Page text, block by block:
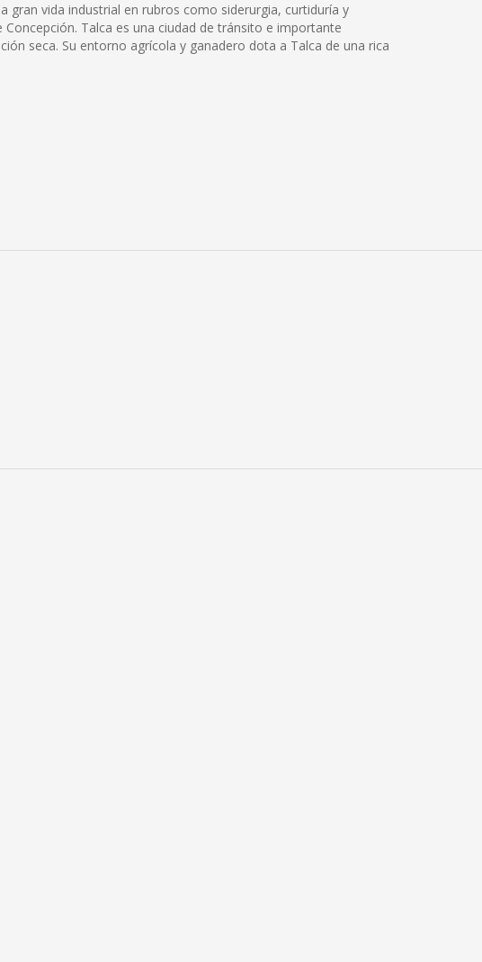
gran vida industrial en rubros como siderurgia, curtiduría y
Talca es una ciudad de tránsito e importante
seca. Su entorno agrícola y ganadero dota a Talca de una rica